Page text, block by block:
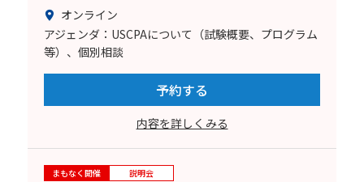
オンライン
アジェンダ：USCPAについて（試験概要、プログラム
等）、個別相談
予約する
内容を詳しくみる
まもなく開催 説明会